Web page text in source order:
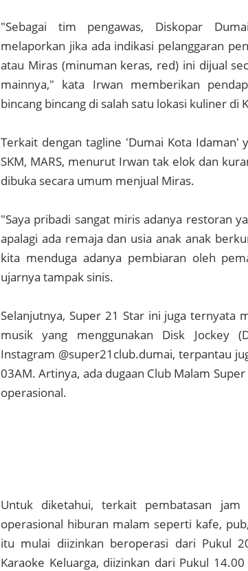
"Sebagai tim pengawas, Diskopar
melaporkan jika ada indikasi pelanggaran
atau Miras (minuman keras, red) ini dijual
mainnya," kata Irwan memberikan
bincang bincang di salah satu lokasi kuliner di
Terkait dengan tagline 'Dumai Kota Idaman'
SKM, MARS, menurut Irwan tak elok dan
dibuka secara umum menjual Miras.
"Saya pribadi sangat miris adanya restoran
apalagi ada remaja dan usia anak anak
kita menduga adanya pembiaran oleh
ujarnya tampak sinis.
Selanjutnya, Super 21 Star ini juga ternyata
musik yang menggunakan Disk Jockey
Instagram @super21club.dumai, terpantau
03AM. Artinya, ada dugaan Club Malam
operasional.
Untuk diketahui, terkait pembatasan
operasional hiburan malam seperti kafe,
itu mulai diizinkan beroperasi dari Pukul
Karaoke Keluarga, diizinkan dari Pukul